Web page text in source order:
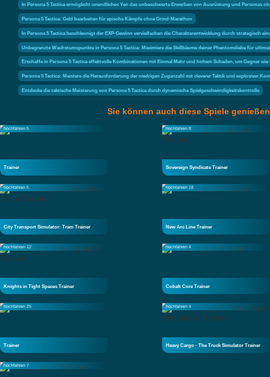
In Persona 5 Tactica ermöglicht unendliches Yen das unbeschwerte Erwerben von Ausrüstung und Personas
Persona 5 Tactica: Geld bearbeiten für epische Kämpfe ohne Grind-Marathon
In Persona 5 Tactica beschleunigt der EXP-Gewinn vervielfachen die Charakterentwicklung durch strategisch
Unbegrenzte Wachstumspunkte in Persona 5 Tactica: Maximiere die Skillbäume deiner Phantomdiebe für
Erschaffe in Persona 5 Tactica effektvolle Kombinationen mit Einmal Mehr und hohem Schaden, um Gegner
Persona 5 Tactica: Meistere die Herausforderung der niedrigen Zuganzahl mit cleverer Taktik und explosiver
Entdecke die taktische Meisterung von Persona 5 Tactica durch dynamische Spielgeschwindigkeitskontrolle
Sie können auch diese Spiele genießen
hochfahren 5
Trainer
hochfahren 8
Sovereign Syndicate Trainer
hochfahren 5
City Transport Simulator: Tram Trainer
hochfahren 18
New Arc Line Trainer
hochfahren 12
Knights in Tight Spaces Trainer
hochfahren 4
Cobalt Core Trainer
hochfahren 25
Trainer
hochfahren 4
Heavy Cargo - The Truck Simulator Trainer
hochfahren 7